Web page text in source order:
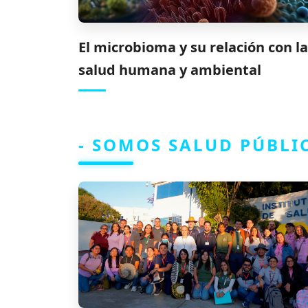
El microbioma y su relación con la
salud humana y ambiental
- SOMOS SALUD